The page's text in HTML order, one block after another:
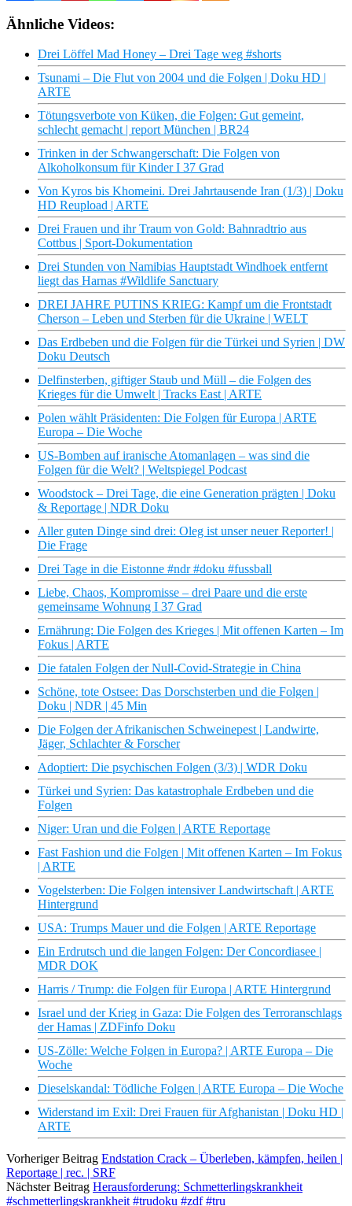
Ähnliche Videos:
Drei Löffel Mad Honey – Drei Tage weg #shorts
Tsunami – Die Flut von 2004 und die Folgen | Doku HD |
ARTE
Tötungsverbote von Küken, die Folgen: Gut gemeint,
schlecht gemacht | report München | BR24
Trinken in der Schwangerschaft: Die Folgen von
Alkoholkonsum für Kinder I 37 Grad
Von Kyros bis Khomeini. Drei Jahrtausende Iran (1/3) | Doku
HD Reupload | ARTE
Drei Frauen und ihr Traum von Gold: Bahnradtrio aus
Cottbus | Sport-Dokumentation
Drei Stunden von Namibias Hauptstadt Windhoek entfernt
liegt das Harnas #Wildlife Sanctuary
DREI JAHRE PUTINS KRIEG: Kampf um die Frontstadt
Cherson – Leben und Sterben für die Ukraine | WELT
Das Erdbeben und die Folgen für die Türkei und Syrien | DW
Doku Deutsch
Delfinsterben, giftiger Staub und Müll – die Folgen des
Krieges für die Umwelt | Tracks East | ARTE
Polen wählt Präsidenten: Die Folgen für Europa | ARTE
Europa – Die Woche
US-Bomben auf iranische Atomanlagen – was sind die
Folgen für die Welt? | Weltspiegel Podcast
Woodstock – Drei Tage, die eine Generation prägten | Doku
& Reportage | NDR Doku
Aller guten Dinge sind drei: Oleg ist unser neuer Reporter! |
Die Frage
Drei Tage in die Eistonne #ndr #doku #fussball
Liebe, Chaos, Kompromisse – drei Paare und die erste
gemeinsame Wohnung I 37 Grad
Ernährung: Die Folgen des Krieges | Mit offenen Karten – Im
Fokus | ARTE
Die fatalen Folgen der Null-Covid-Strategie in China
Schöne, tote Ostsee: Das Dorschsterben und die Folgen |
Doku | NDR | 45 Min
Die Folgen der Afrikanischen Schweinepest | Landwirte,
Jäger, Schlachter & Forscher
Adoptiert: Die psychischen Folgen (3/3) | WDR Doku
Türkei und Syrien: Das katastrophale Erdbeben und die
Folgen
Niger: Uran und die Folgen | ARTE Reportage
Fast Fashion und die Folgen | Mit offenen Karten – Im Fokus
| ARTE
Vogelsterben: Die Folgen intensiver Landwirtschaft | ARTE
Hintergrund
USA: Trumps Mauer und die Folgen | ARTE Reportage
Ein Erdrutsch und die langen Folgen: Der Concordiasee |
MDR DOK
Harris / Trump: die Folgen für Europa | ARTE Hintergrund
Israel und der Krieg in Gaza: Die Folgen des Terroranschlags
der Hamas | ZDFinfo Doku
US-Zölle: Welche Folgen in Europa? | ARTE Europa – Die
Woche
Dieselskandal: Tödliche Folgen | ARTE Europa – Die Woche
Widerstand im Exil: Drei Frauen für Afghanistan | Doku HD |
ARTE
Vorheriger Beitrag Endstation Crack – Überleben, kämpfen, heilen |
Reportage | rec. | SRF
Nächster Beitrag Herausforderung: Schmetterlingskrankheit
#schmetterlingskrankheit #trudoku #zdf #tru